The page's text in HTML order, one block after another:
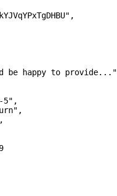
,
be happy to provide..."
5" ,
,
,